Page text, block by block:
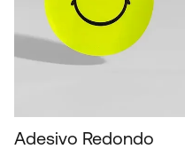
Adesivo Redondo